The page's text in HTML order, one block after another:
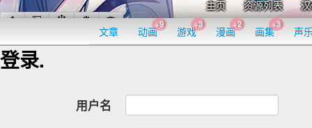
主页 资源列表
文章 动画
+9
游戏
+3
漫画
+2
画集
+3
声
登录.
用户名